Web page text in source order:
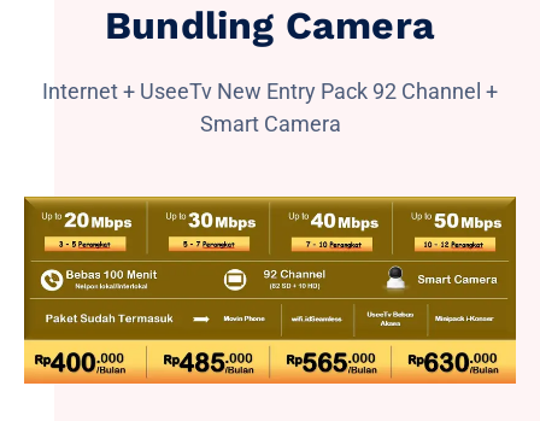
Bundling Camera
Internet + UseeTv New Entry Pack 92 Channel +
Smart Camera